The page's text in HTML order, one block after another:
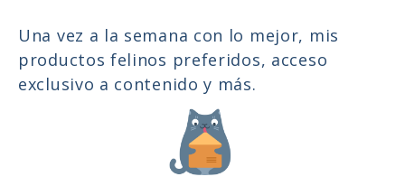
Una vez a la semana con lo mejor, mis
productos felinos preferidos, acceso
exclusivo a contenido y más.